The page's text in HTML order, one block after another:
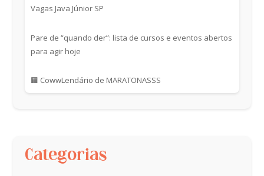
Vagas Java Júnior SP
Pare de “quando der”: lista de cursos e eventos abertos
para agir hoje
🟧 CowwLendário de MARATONASSS
Categorias